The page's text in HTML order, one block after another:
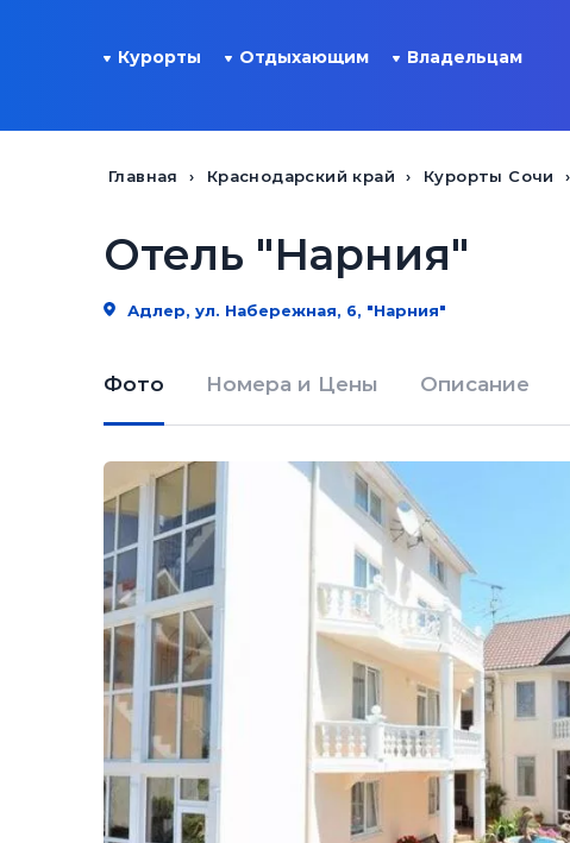
Курорты Отдыхающим Владельцам
Главная Краснодарский край Курорты Сочи
Отель "Нарния"
Адлер, ул. Набережная, 6, "Нарния"
Фото Номера и Цены Описание